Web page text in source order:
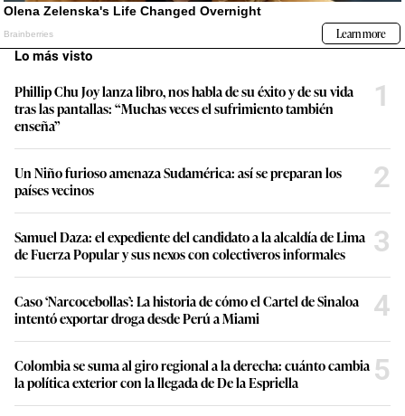
Lo más visto
Phillip Chu Joy lanza libro, nos habla de su éxito y de su vida
tras las pantallas: “Muchas veces el sufrimiento también
enseña”
1
Un Niño furioso amenaza Sudamérica: así se preparan los
países vecinos
2
Samuel Daza: el expediente del candidato a la alcaldía de Lima
de Fuerza Popular y sus nexos con colectiveros informales
3
Caso ‘Narcocebollas’: La historia de cómo el Cartel de Sinaloa
intentó exportar droga desde Perú a Miami
4
Colombia se suma al giro regional a la derecha: cuánto cambia
la política exterior con la llegada de De la Espriella
5